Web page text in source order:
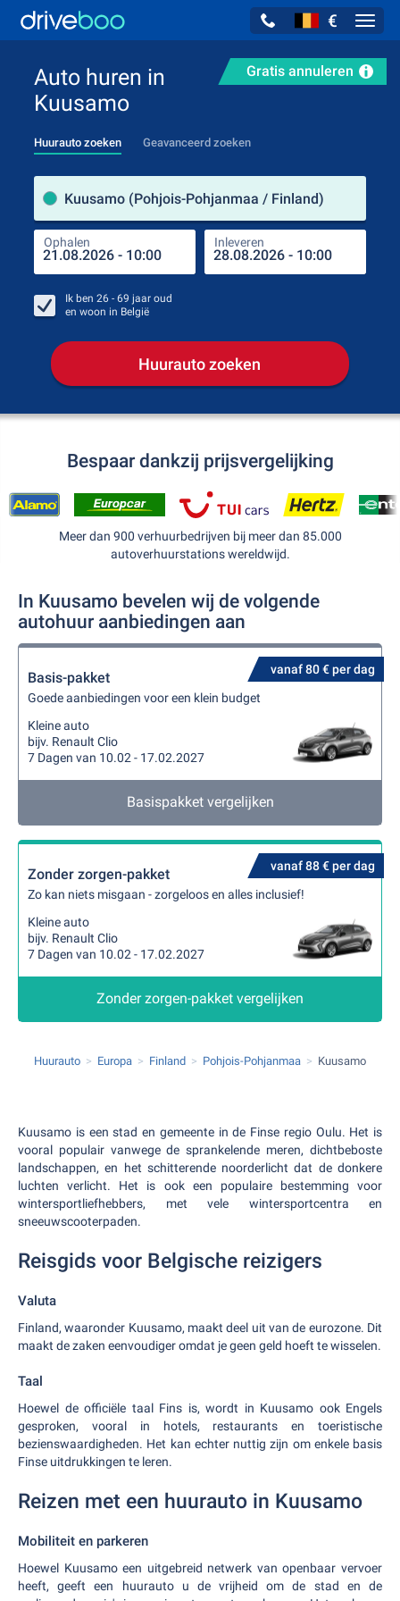
€
Gratis annuleren
Auto huren in
Kuusamo
Huurauto zoeken Geavanceerd zoeken
Kuusamo (Pohjois-Pohjanmaa / Finland)
Ophalen Inleveren
Ik ben 26 - 69 jaar oud
en woon in België
Huurauto zoeken
Bespaar dankzij prijsvergelijking
Meer dan 900 verhuurbedrijven bij meer dan 85.000
autoverhuurstations wereldwijd.
In Kuusamo bevelen wij de volgende
autohuur aanbiedingen aan
vanaf 80 € per dag
Basis-pakket
Goede aanbiedingen voor een klein budget
Kleine auto
bijv. Renault Clio
7 Dagen van 10.02 - 17.02.2027
Basispakket vergelijken
vanaf 88 € per dag
Zonder zorgen-pakket
Zo kan niets misgaan - zorgeloos en alles inclusief!
Kleine auto
bijv. Renault Clio
7 Dagen van 10.02 - 17.02.2027
Zonder zorgen-pakket vergelijken
Huurauto Europa Finland Pohjois-Pohjanmaa Kuusamo
Kuusamo is een stad en gemeente in de Finse regio Oulu. Het is
vooral populair vanwege de sprankelende meren, dichtbeboste
landschappen, en het schitterende noorderlicht dat de donkere
luchten verlicht. Het is ook een populaire bestemming voor
wintersportliefhebbers, met vele wintersportcentra en
sneeuwscooterpaden.
Reisgids voor Belgische reizigers
Valuta
Finland, waaronder Kuusamo, maakt deel uit van de eurozone. Dit
maakt de zaken eenvoudiger omdat je geen geld hoeft te wisselen.
Taal
Hoewel de officiële taal Fins is, wordt in Kuusamo ook Engels
gesproken, vooral in hotels, restaurants en toeristische
bezienswaardigheden. Het kan echter nuttig zijn om enkele basis
Finse uitdrukkingen te leren.
Reizen met een huurauto in Kuusamo
Mobiliteit en parkeren
Hoewel Kuusamo een uitgebreid netwerk van openbaar vervoer
heeft, geeft een huurauto u de vrijheid om de stad en de